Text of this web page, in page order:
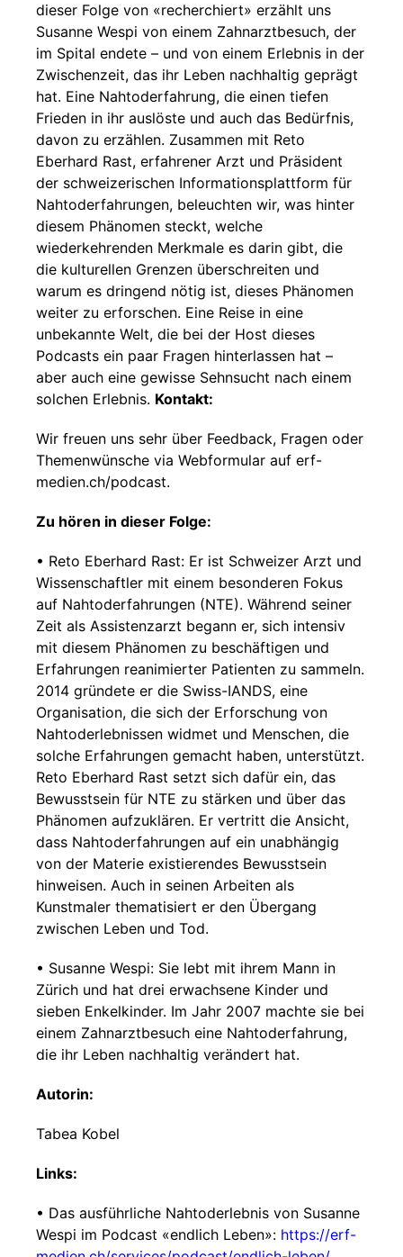
dieser Folge von «recherchiert» erzählt uns
Susanne Wespi von einem Zahnarztbesuch, der
im Spital endete – und von einem Erlebnis in der
Zwischenzeit, das ihr Leben nachhaltig geprägt
hat. Eine Nahtoderfahrung, die einen tiefen
Frieden in ihr auslöste und auch das Bedürfnis,
davon zu erzählen. Zusammen mit Reto
Eberhard Rast, erfahrener Arzt und Präsident
der schweizerischen Informationsplattform für
Nahtoderfahrungen, beleuchten wir, was hinter
diesem Phänomen steckt, welche
wiederkehrenden Merkmale es darin gibt, die
die kulturellen Grenzen überschreiten und
warum es dringend nötig ist, dieses Phänomen
weiter zu erforschen. Eine Reise in eine
unbekannte Welt, die bei der Host dieses
Podcasts ein paar Fragen hinterlassen hat –
aber auch eine gewisse Sehnsucht nach einem
solchen Erlebnis. Kontakt:
Wir freuen uns sehr über Feedback, Fragen oder
Themenwünsche via Webformular auf erf-
medien.ch/podcast.
Zu hören in dieser Folge:
• Reto Eberhard Rast: Er ist Schweizer Arzt und
Wissenschaftler mit einem besonderen Fokus
auf Nahtoderfahrungen (NTE). Während seiner
Zeit als Assistenzarzt begann er, sich intensiv
mit diesem Phänomen zu beschäftigen und
Erfahrungen reanimierter Patienten zu sammeln.
2014 gründete er die Swiss-IANDS, eine
Organisation, die sich der Erforschung von
Nahtoderlebnissen widmet und Menschen, die
solche Erfahrungen gemacht haben, unterstützt.
Reto Eberhard Rast setzt sich dafür ein, das
Bewusstsein für NTE zu stärken und über das
Phänomen aufzuklären. Er vertritt die Ansicht,
dass Nahtoderfahrungen auf ein unabhängig
von der Materie existierendes Bewusstsein
hinweisen. Auch in seinen Arbeiten als
Kunstmaler thematisiert er den Übergang
zwischen Leben und Tod.
• Susanne Wespi: Sie lebt mit ihrem Mann in
Zürich und hat drei erwachsene Kinder und
sieben Enkelkinder. Im Jahr 2007 machte sie bei
einem Zahnarztbesuch eine Nahtoderfahrung,
die ihr Leben nachhaltig verändert hat.
Autorin:
Tabea Kobel
Links:
• Das ausführliche Nahtoderlebnis von Susanne
Wespi im Podcast «endlich Leben»: https://erf-